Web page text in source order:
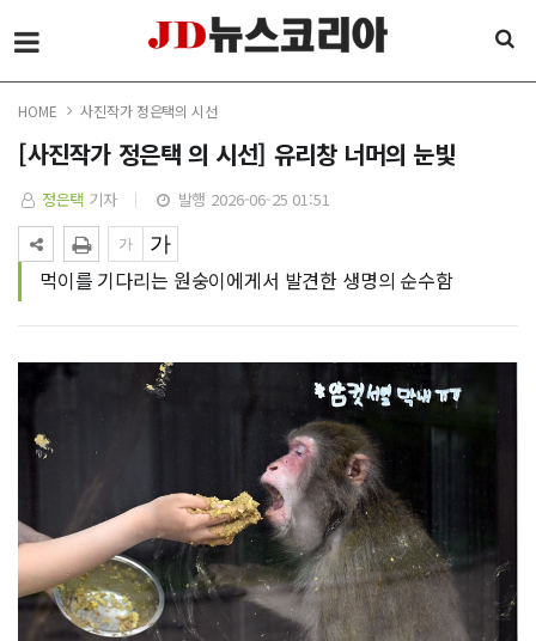
HOME 사진작가 정은택의 시선
[사진작가 정은택 의 시선] 유리창 너머의 눈빛
정은택 기자 발행 2026-06-25 01:51
먹이를 기다리는 원숭이에게서 발견한 생명의 순수함